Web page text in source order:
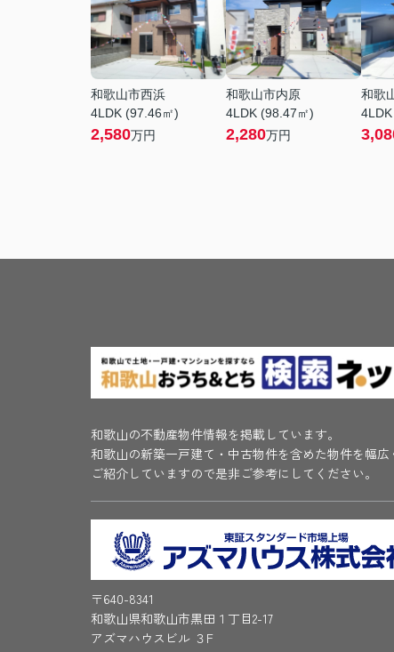
和歌山市西浜
4LDK (97.46㎡)
2,580万円
和歌山市内原
4LDK (98.47㎡)
2,280万円
和歌
和歌山の不動産物件情報を掲載しています。
和歌山の新築一戸建て・中古物件を含めた物件を幅広
ご紹介していますので是非ご参考にしてください。
〒640-8341
和歌山県和歌山市黒田１丁目2-17
アズマハウスビル ３F